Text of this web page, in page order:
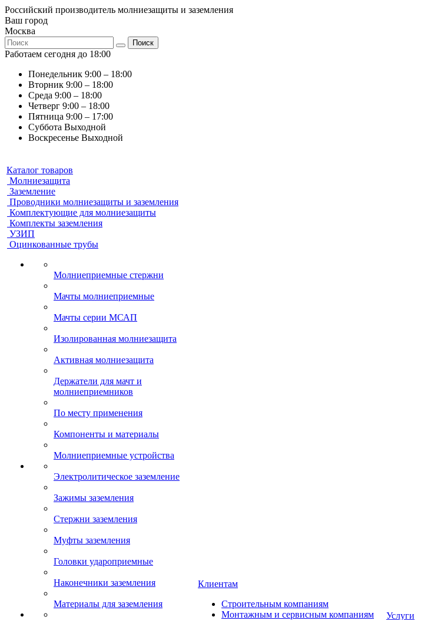
Российский производитель молниезащиты и заземления
Ваш город
Москва
Поиск
Работаем сегодня до 18:00
Понедельник 9:00 – 18:00
Вторник 9:00 – 18:00
Среда 9:00 – 18:00
Четверг 9:00 – 18:00
Пятница 9:00 – 17:00
Суббота Выходной
Воскресенье Выходной
Каталог товаров
Молниезащита
Заземление
Проводники молниезащиты и заземления
Комплектующие для молниезащиты
Комплекты заземления
УЗИП
Оцинкованные трубы
Молниеприемные стержни
Мачты молниеприемные
Мачты серии МСАП
Изолированная молниезащита
Активная молниезащита
Держатели для мачт и
молниеприемников
По месту применения
Компоненты и материалы
Молниеприемные устройства
Электролитическое заземление
Зажимы заземления
Стержни заземления
Муфты заземления
Головки удароприемные
Наконечники заземления
Материалы для заземления
Клиентам
Строительным компаниям
Монтажным и сервисным компаниям
Услуги